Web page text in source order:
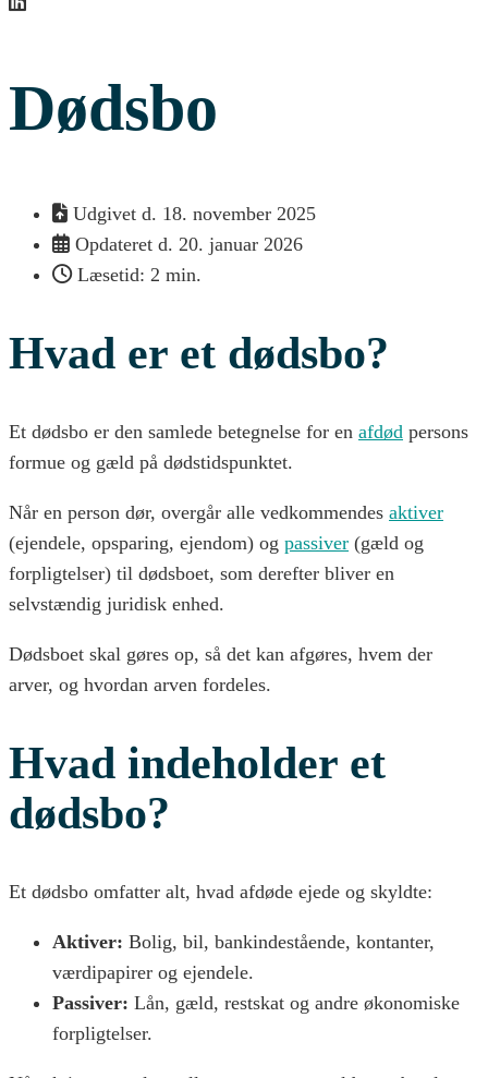
Dødsbo
Udgivet d. 18. november 2025
Opdateret d. 20. januar 2026
Læsetid: 2 min.
Hvad er et dødsbo?
Et dødsbo er den samlede betegnelse for en afdød persons
formue og gæld på dødstidspunktet.
Når en person dør, overgår alle vedkommendes aktiver
(ejendele, opsparing, ejendom) og passiver (gæld og
forpligtelser) til dødsboet, som derefter bliver en
selvstændig juridisk enhed.
Dødsboet skal gøres op, så det kan afgøres, hvem der
arver, og hvordan arven fordeles.
Hvad indeholder et
dødsbo?
Et dødsbo omfatter alt, hvad afdøde ejede og skyldte:
Aktiver: Bolig, bil, bankindestående, kontanter,
værdipapirer og ejendele.
Passiver: Lån, gæld, restskat og andre økonomiske
forpligtelser.